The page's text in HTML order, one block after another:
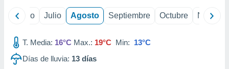
Junio Julio Agosto Septiembre Octubre
T. Media: 16°C Max.: 19°C Min: 13°C
Días de lluvia: 13 días